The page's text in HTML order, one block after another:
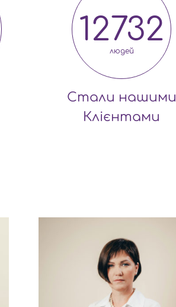
12732
людей
Стали нашими
Клієнтами